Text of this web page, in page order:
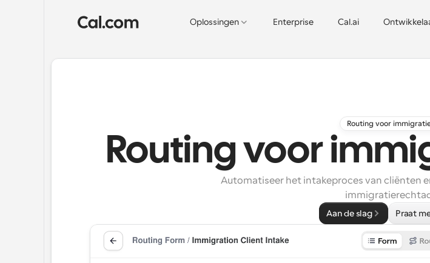
Oplossingen Enterprise Cal.ai
Routing voor
Routing voor
Automatiseer het intakeproces van cliënten
Aan de slag Praat